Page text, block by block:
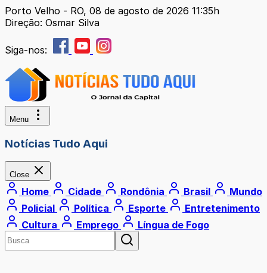
Porto Velho - RO, 08 de agosto de 2026 11:35h
Direção: Osmar Silva
Siga-nos:
Menu
Notícias Tudo Aqui
Close
Home Cidade Rondônia Brasil
Mundo
Policial
Política Esporte
Entretenimento
Cultura
Emprego Língua de Fogo